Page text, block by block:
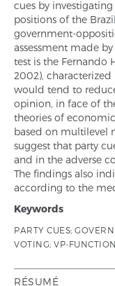
cues by
positions of the
government-
assessment made
test is the Fernando
2002), characterized
would tend to
opinion, in face of
theories of
based on multilevel
suggest that party
and in the adverse
The findings also
according to the
Keywords
PARTY CUES;
VOTING; VP-
RÉSUMÉ